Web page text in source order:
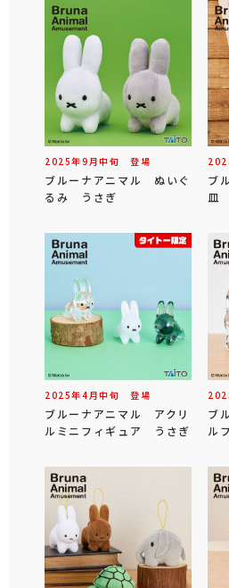
2025年9 月中旬 登場
ブルーナアニマル ぬいぐ
るみ うさぎ
ブ
皿
2025年4 月中旬 登場
ブルーナアニマル アクリ
ルミニフィギュア うさぎ
ブ
ル